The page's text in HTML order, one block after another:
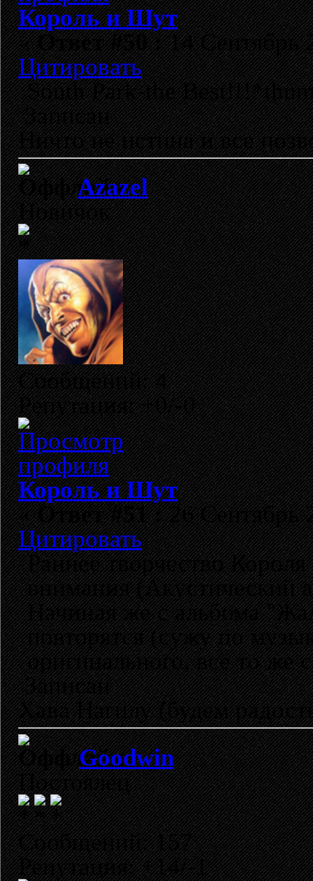
Король и Шут
«Ответ #50 :14 Сентябрь
Цитировать
South Park-the
Записан
Ничто не истина и все
Azazel
Новичок
Сообщений: 4
Репутация: +0/-0
Король и Шут
«Ответ #51 :26 Сентябрь
Цитировать
Раннее творчество
внимания (Акустический
Начиная же с альбома
повторятся (сужу по
оригинального, все то же
Записан
Хава Нагилу (будем
Goodwin
Постоялец
Сообщений: 157
Репутация: +14/-1